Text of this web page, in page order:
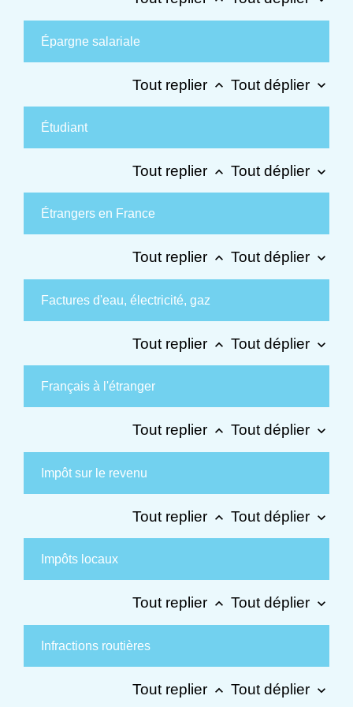
Épargne salariale
Tout replier keyboard_arrow_up Tout déplier keyboard_arrow_down
Étudiant
Tout replier keyboard_arrow_up Tout déplier keyboard_arrow_down
Étrangers en France
Tout replier keyboard_arrow_up Tout déplier keyboard_arrow_down
Factures d'eau, électricité, gaz
Tout replier keyboard_arrow_up Tout déplier keyboard_arrow_down
Français à l'étranger
Tout replier keyboard_arrow_up Tout déplier keyboard_arrow_down
Impôt sur le revenu
Tout replier keyboard_arrow_up Tout déplier keyboard_arrow_down
Impôts locaux
Tout replier keyboard_arrow_up Tout déplier keyboard_arrow_down
Infractions routières
Tout replier keyboard_arrow_up Tout déplier keyboard_arrow_down